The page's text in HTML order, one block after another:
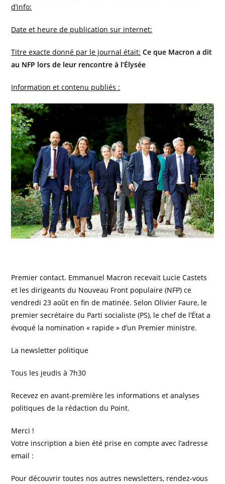
d’info:
Date et heure de publication sur internet:
Titre exacte donné par le journal était: Ce que Macron a dit
au NFP lors de leur rencontre à l’Élysée
Information et contenu publiés :
Premier contact. Emmanuel Macron recevait Lucie Castets
et les dirigeants du Nouveau Front populaire (NFP) ce
vendredi 23 août en fin de matinée. Selon Olivier Faure, le
premier secrétaire du Parti socialiste (PS), le chef de l’État a
évoqué la nomination « rapide » d’un Premier ministre.
La newsletter politique
Tous les jeudis à 7h30
Recevez en avant-première les informations et analyses
politiques de la rédaction du Point.
Merci !
Votre inscription a bien été prise en compte avec l’adresse
email :
Pour découvrir toutes nos autres newsletters, rendez-vous